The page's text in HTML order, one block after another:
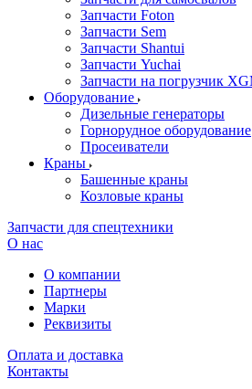
Запчасти Foton
Запчасти Sem
Запчасти Shantui
Запчасти Yuchai
Запчасти на погрузчик
Оборудование
Дизельные генераторы
Горнорудное оборудование
Просеиватели
Краны
Башенные краны
Козловые краны
Запчасти для спецтехники
О нас
О компании
Партнеры
Марки
Реквизиты
Оплата и доставка
Контакты